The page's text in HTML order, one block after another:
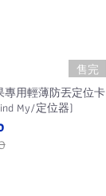
售完
專用輕薄防丟定位卡
My/定位器)